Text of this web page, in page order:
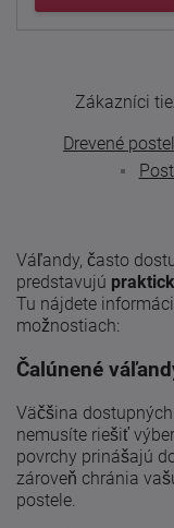
Zákazníci
Drevené
Váľandy, často
predstavujú
Tu nájdete
možnostiach:
Čalúnené
Väčšina
nemusíte riešiť
povrchy prinášajú
zároveň chránia
postele.